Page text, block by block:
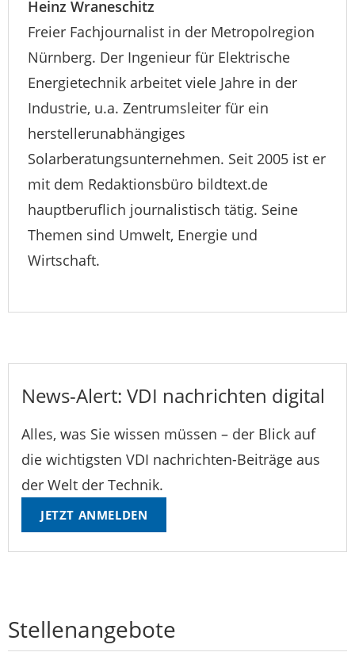
Heinz Wraneschitz
Freier Fachjournalist in der Metropolregion
Nürnberg. Der Ingenieur für Elektrische
Energietechnik arbeitet viele Jahre in der
Industrie, u.a. Zentrumsleiter für ein
herstellerunabhängiges
Solarberatungsunternehmen. Seit 2005 ist er
mit dem Redaktionsbüro bildtext.de
hauptberuflich journalistisch tätig. Seine
Themen sind Umwelt, Energie und
Wirtschaft.
News-Alert: VDI nachrichten digital
Alles, was Sie wissen müssen – der Blick auf
die wichtigsten VDI nachrichten-Beiträge aus
der Welt der Technik.
JETZT ANMELDEN
Stellenangebote